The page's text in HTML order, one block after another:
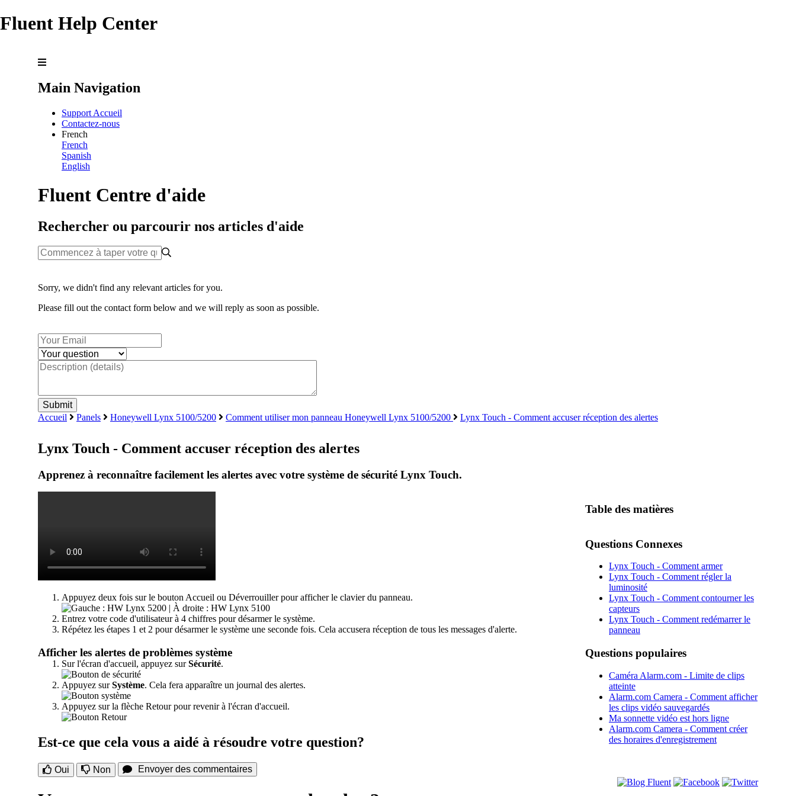
Fluent Help Center
Main Navigation
Support Accueil
Contactez-nous
French
French
Spanish
English
Fluent Centre d'aide
Rechercher ou parcourir nos articles d'aide
Sorry, we didn't find any relevant articles for you.
Please fill out the contact form below and we will reply as soon as possible.
Accueil Panels Honeywell Lynx 5100/5200 Comment utiliser mon panneau Honeywell Lynx 5100/5200 Lynx Touch - Comment accuser réception des alertes
Lynx Touch - Comment accuser réception des alertes
Apprenez à reconnaître facilement les alertes avec votre système de sécurité Lynx Touch.
Appuyez deux fois sur le bouton Accueil ou Déverrouiller pour afficher le clavier du panneau.
Entrez votre code d'utilisateur à 4 chiffres pour désarmer le système.
Répétez les étapes 1 et 2 pour désarmer le système une seconde fois. Cela accusera réception de tous les messages d'alerte.
Afficher les alertes de problèmes système
Sur l'écran d'accueil, appuyez surSécurité.
Appuyez surSystème. Cela fera apparaître un journal des alertes.
Appuyez sur la flèche Retour pour revenir à l'écran d'accueil.
Est-ce que cela vous a aidé à résoudre votre question?
Oui Non Envoyer des commentaires
Table des matières
Questions Connexes
Lynx Touch - Comment armer
Lynx Touch - Comment régler la
luminosité
Lynx Touch - Comment contourner les
capteurs
Lynx Touch - Comment redémarrer le
panneau
Questions populaires
Caméra Alarm.com - Limite de clips
atteinte
Alarm.com Camera - Comment afficher
les clips vidéo sauvegardés
Ma sonnette vidéo est hors ligne
Alarm.com Camera - Comment créer
des horaires d'enregistrement